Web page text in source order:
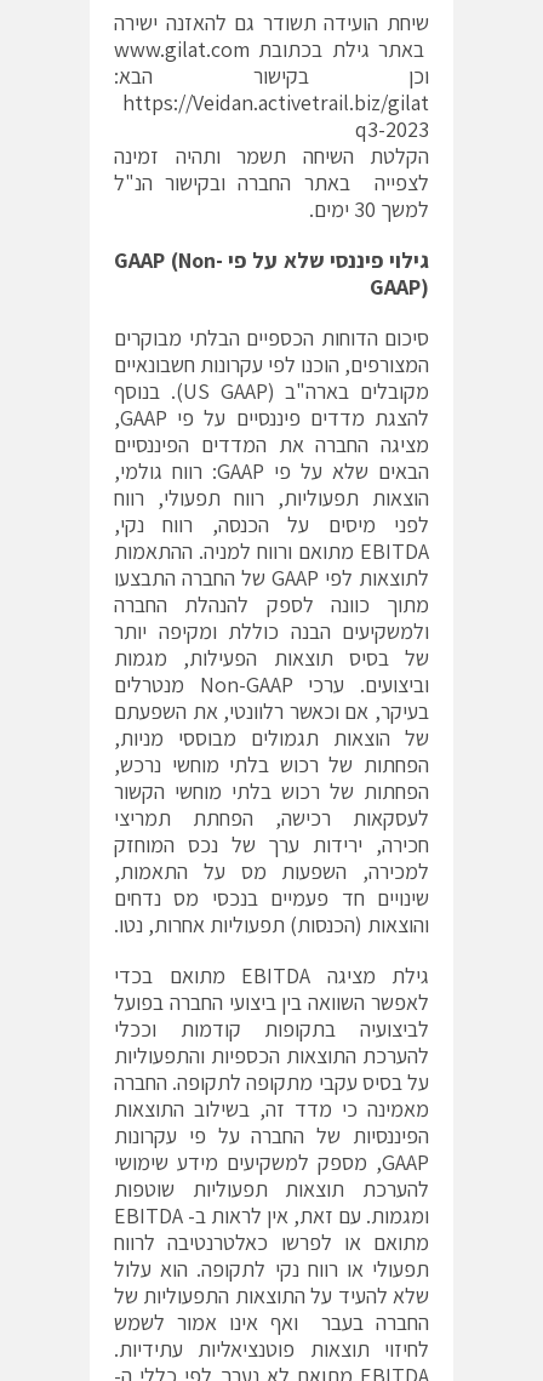
שיחת הועידה תשודר גם להאזנה ישירה
באתר גילת בכתובת www.gilat.com
וכן בקישור הבא:
https://Veidan.activetrail.biz/gilat
q3-2023
הקלטת השיחה תשמר ותהיה זמינה
לצפייה באתר החברה ובקישור הנ"ל
למשך 30 ימים.
גילוי פיננסי שלא על פי
GAAP (Non-
GAAP)
סיכום הדוחות הכספיים הבלתי מבוקרים
המצורפים, הוכנו לפי עקרונות חשבונאיים
מקובלים בארה"ב (US GAAP). בנוסף
להצגת מדדים פיננסיים על פי GAAP,
מציגה החברה את המדדים הפיננסיים
הבאים שלא על פי GAAP: רווח גולמי,
הוצאות תפעוליות, רווח תפעולי, רווח
לפני מיסים על הכנסה, רווח נקי,
EBITDA מתואם ורווח למניה. ההתאמות
לתוצאות לפי GAAP של החברה התבצעו
מתוך כוונה לספק להנהלת החברה
ולמשקיעים הבנה כוללת ומקיפה יותר
של בסיס תוצאות הפעילות, מגמות
וביצועים. ערכי Non-GAAP מנטרלים
בעיקר, אם וכאשר רלוונטי, את השפעתם
של הוצאות תגמולים מבוססי מניות,
הפחתות של רכוש בלתי מוחשי נרכש,
הפחתות של רכוש בלתי מוחשי הקשור
לעסקאות רכישה, הפחתת תמריצי
חכירה, ירידות ערך של נכס המוחזק
למכירה, השפעות מס על התאמות,
שינויים חד פעמיים בנכסי מס נדחים
והוצאות (הכנסות) תפעוליות אחרות, נטו.
גילת מציגה EBITDA מתואם בכדי
לאפשר השוואה בין ביצועי החברה בפועל
לביצועיה בתקופות קודמות וככלי
להערכת התוצאות הכספיות והתפעוליות
על בסיס עקבי מתקופה לתקופה. החברה
מאמינה כי מדד זה, בשילוב התוצאות
הפיננסיות של החברה על פי עקרונות
GAAP, מספק למשקיעים מידע שימושי
להערכת תוצאות תפעוליות שוטפות
ומגמות. עם זאת, אין לראות ב- EBITDA
מתואם או לפרשו כאלטרנטיבה לרווח
תפעולי או רווח נקי לתקופה. הוא עלול
שלא להעיד על התוצאות התפעוליות של
החברה בעבר ואף אינו אמור לשמש
לחיזוי תוצאות פוטנציאליות עתידיות.
EBITDA מתואם לא נערך לפי כללי ה-